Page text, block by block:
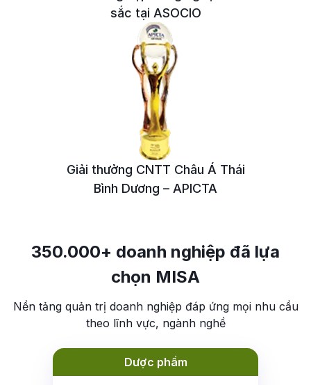
sắc tại ASOCIO
Giải thưởng CNTT Châu Á Thái
Bình Dương – APICTA
350.000+ doanh nghiệp đã lựa
chọn MISA
Nền tảng quản trị doanh nghiệp đáp ứng mọi nhu cầu
theo lĩnh vực, ngành nghề
Dược phẩm